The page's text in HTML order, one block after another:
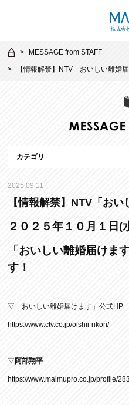
MESSAGE from STAFF
【情報解禁】NTV「おいしい離婚届
カテゴリ
2025.09.11
【情報解禁】NTV「おい
２０２５年１０月１日(
「おいしい離婚届けま
す！
▽「おいしい離婚届けます」公式HP
https://www.ctv.co.jp/oishii-rikon/
▽ 阿部翔平
https://www.maimupro.co.jp/profile/